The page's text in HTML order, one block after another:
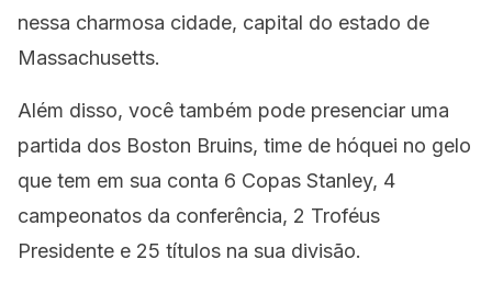
nessa charmosa cidade, capital do estado de
Massachusetts.
Além disso, você também pode presenciar uma
partida dos Boston Bruins, time de hóquei no gelo
que tem em sua conta 6 Copas Stanley, 4
campeonatos da conferência, 2 Troféus
Presidente e 25 títulos na sua divisão.